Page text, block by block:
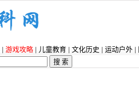
游戏攻略 儿童教育 文化历史 运动户外